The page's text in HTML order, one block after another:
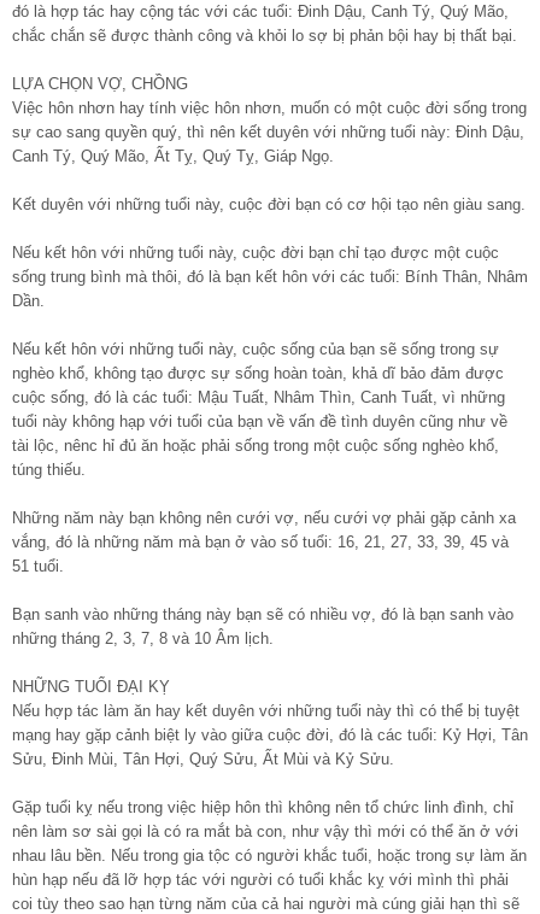
đó là hợp tác hay cộng tác với các tuổi: Đinh Dậu, Canh Tý, Quý Mão,
chắc chắn sẽ được thành công và khỏi lo sợ bị phản bội hay bị thất bại.
LỰA CHỌN VỢ, CHỒNG
Việc hôn nhơn hay tính việc hôn nhơn, muốn có một cuộc đời sống trong
sự cao sang quyền quý, thì nên kết duyên với những tuổi này: Đinh Dậu,
Canh Tý, Quý Mão, Ất Tỵ, Quý Tỵ, Giáp Ngọ.
Kết duyên với những tuổi này, cuộc đời bạn có cơ hội tạo nên giàu sang.
Nếu kết hôn với những tuổi này, cuộc đời bạn chỉ tạo được một cuộc
sống trung bình mà thôi, đó là bạn kết hôn với các tuổi: Bính Thân, Nhâm
Dần.
Nếu kết hôn với những tuổi này, cuộc sống của bạn sẽ sống trong sự
nghèo khổ, không tạo được sự sống hoàn toàn, khả dĩ bảo đảm được
cuộc sống, đó là các tuổi: Mậu Tuất, Nhâm Thìn, Canh Tuất, vì những
tuổi này không hạp với tuổi của bạn về vấn đề tình duyên cũng như về
tài lộc, nênc hỉ đủ ăn hoặc phải sống trong một cuộc sống nghèo khổ,
túng thiếu.
Những năm này bạn không nên cưới vợ, nếu cưới vợ phải gặp cảnh xa
vắng, đó là những năm mà bạn ở vào số tuổi: 16, 21, 27, 33, 39, 45 và
51 tuổi.
Bạn sanh vào những tháng này bạn sẽ có nhiều vợ, đó là bạn sanh vào
những tháng 2, 3, 7, 8 và 10 Âm lịch.
NHỮNG TUỔI ĐẠI KỴ
Nếu hợp tác làm ăn hay kết duyên với những tuổi này thì có thể bị tuyệt
mạng hay gặp cảnh biệt ly vào giữa cuộc đời, đó là các tuổi: Kỷ Hợi, Tân
Sửu, Đinh Mùi, Tân Hợi, Quý Sửu, Ất Mùi và Kỷ Sửu.
Gặp tuổi kỵ nếu trong việc hiệp hôn thì không nên tổ chức linh đình, chỉ
nên làm sơ sài gọi là có ra mắt bà con, như vậy thì mới có thể ăn ở với
nhau lâu bền. Nếu trong gia tộc có người khắc tuổi, hoặc trong sự làm ăn
hùn hạp nếu đã lỡ hợp tác với người có tuổi khắc kỵ với mình thì phải
coi tùy theo sao hạn từng năm của cả hai người mà cúng giải hạn thì sẽ